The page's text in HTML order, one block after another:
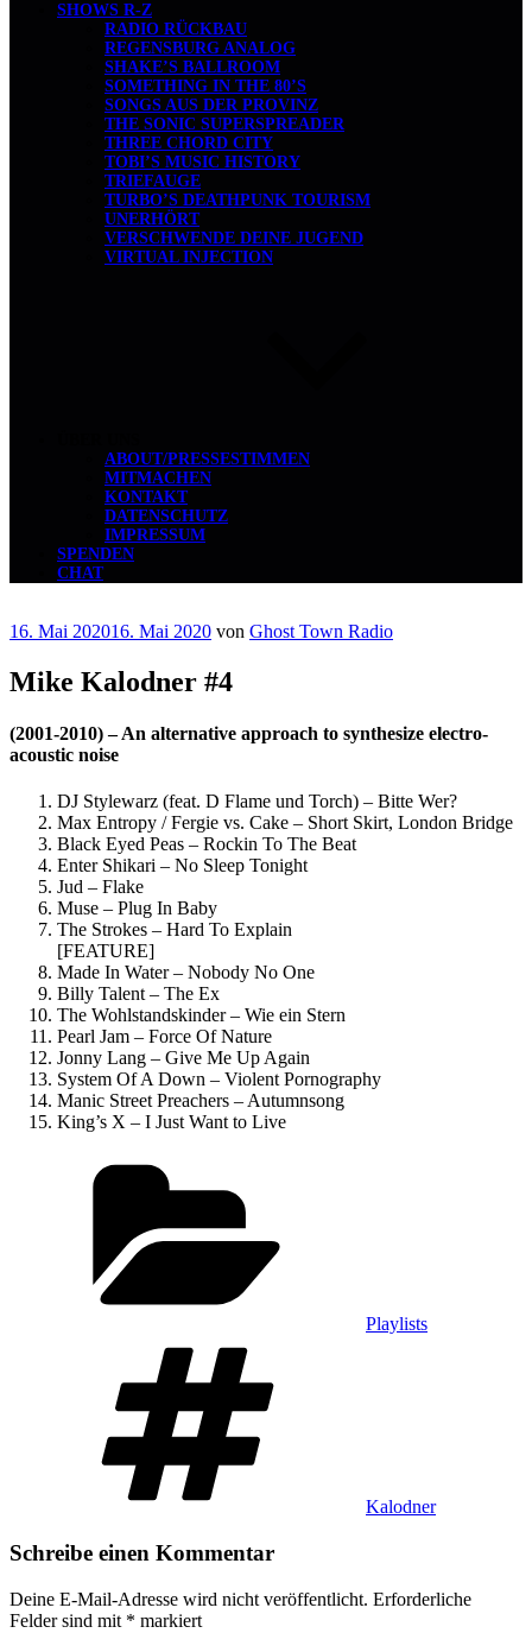
SHOWS R-Z
RADIO RÜCKBAU
REGENSBURG ANALOG
SHAKE’S BALLROOM
SOMETHING IN THE 80’S
SONGS AUS DER PROVINZ
THE SONIC SUPERSPREADER
THREE CHORD CITY
TOBI’S MUSIC HISTORY
TRIEFAUGE
TURBO’S DEATHPUNK TOURISM
UNERHÖRT
VERSCHWENDE DEINE JUGEND
VIRTUAL INJECTION
ABOUT/PRESSESTIMMEN
MITMACHEN
KONTAKT
DATENSCHUTZ
IMPRESSUM
SPENDEN
CHAT
Veröffentlicht
16. Mai 202016. Mai 2020 von Ghost Town Radio
Mike Kalodner #4
(2001-2010) – An alternative approach to synthesize electro-
acoustic noise
DJ Stylewarz (feat. D Flame und Torch) – Bitte Wer?
Max Entropy / Fergie vs. Cake – Short Skirt, London Bridge
Black Eyed Peas – Rockin To The Beat
Enter Shikari – No Sleep Tonight
Jud – Flake
Muse – Plug In Baby
The Strokes – Hard To Explain
[FEATURE]
Made In Water – Nobody No One
Billy Talent – The Ex
The Wohlstandskinder – Wie ein Stern
Pearl Jam – Force Of Nature
Jonny Lang – Give Me Up Again
System Of A Down – Violent Pornography
Manic Street Preachers – Autumnsong
King’s X – I Just Want to Live
Playlists
Kalodner
Schreibe einen Kommentar
Deine E-Mail-Adresse wird nicht veröffentlicht. Erforderliche
Felder sind mit * markiert